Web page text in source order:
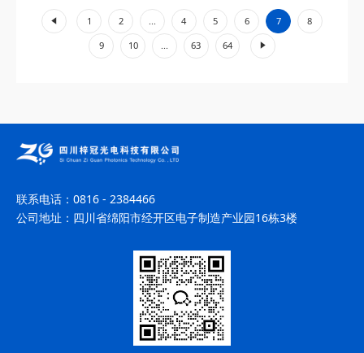
1 2 4 5 6 7 8
9 10 ... 63 64
»
联系电话： 0816 - 2384466
公司地址： 四川省绵阳市经开区电子制造产业园16栋3楼